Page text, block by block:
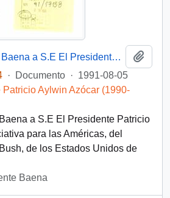
[Carta de Clemente Baena a S.E El Presidente Patricio Aylwin]
· Documento · 1991-08-05
Patricio Aylwin Azócar (1990-
a S.E El Presidente Patricio
para las Américas, del
de los Estados Unidos de
Baena